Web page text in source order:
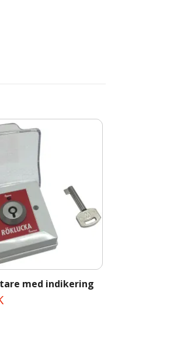
med indikering